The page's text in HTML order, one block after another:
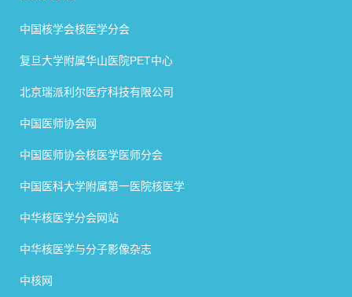
中国核学会核医学分会
复旦大学附属华山医院PET中心
北京瑞派利尔医疗科技有限公司
中国医师协会网
中国医师协会核医学医师分会
中国医科大学附属第一医院核医学
中华核医学分会网站
中华核医学与分子影像杂志
中核网